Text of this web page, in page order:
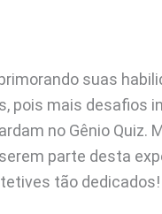
suas
pois mais desafios
no Gênio Quiz.
parte desta
tão dedicados!